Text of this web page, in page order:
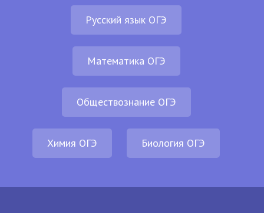
Русский язык ОГЭ
Математика ОГЭ
Обществознание ОГЭ
Химия ОГЭ Биология ОГЭ